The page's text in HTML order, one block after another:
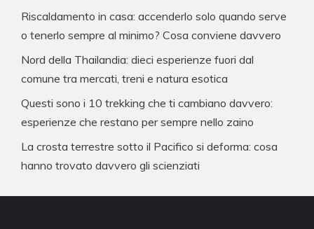
Riscaldamento in casa: accenderlo solo quando serve
o tenerlo sempre al minimo? Cosa conviene davvero
Nord della Thailandia: dieci esperienze fuori dal
comune tra mercati, treni e natura esotica
Questi sono i 10 trekking che ti cambiano davvero:
esperienze che restano per sempre nello zaino
La crosta terrestre sotto il Pacifico si deforma: cosa
hanno trovato davvero gli scienziati